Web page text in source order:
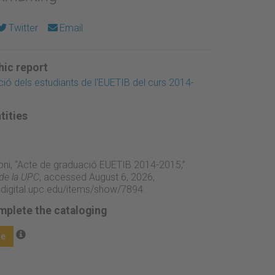
Twitter Email
report
dels estudiants de l'EUETIB del curs 2014-
“Acte de graduació EUETIB 2014-2015,”
la UPC, accessed August 6, 2026,
items/show/7894.
the cataloging